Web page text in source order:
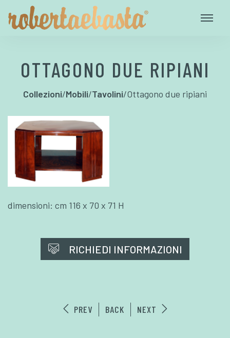
OTTAGONO DUE RIPIANI
Collezioni/Mobili/Tavolini/Ottagono due ripiani
dimensioni: cm 116 x 70 x 71 H
RICHIEDI INFORMAZIONI
PREV BACK NEXT